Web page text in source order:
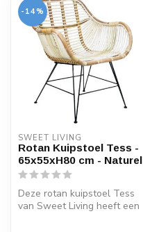
-14%
SWEET LIVING
Rotan Kuipstoel Tess -
65x55xH80 cm - Naturel
Deze rotan kuipstoel Tess
van Sweet Living heeft een